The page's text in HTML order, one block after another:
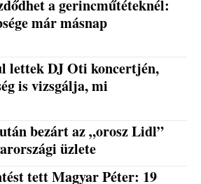
a gerincműtéteknél:
már másnap
lettek DJ Oti koncertjén,
is vizsgálja, mi
bezárt az „orosz Lidl”
üzlete
tett Magyar Péter: 19